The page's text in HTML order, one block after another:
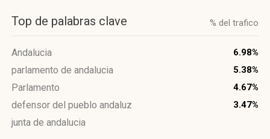
Top de palabras clave % del trafico
Andalucia 6.98%
parlamento de andalucia 5.38%
Parlamento 4.67%
defensor del pueblo andaluz 3.47%
junta de andalucia